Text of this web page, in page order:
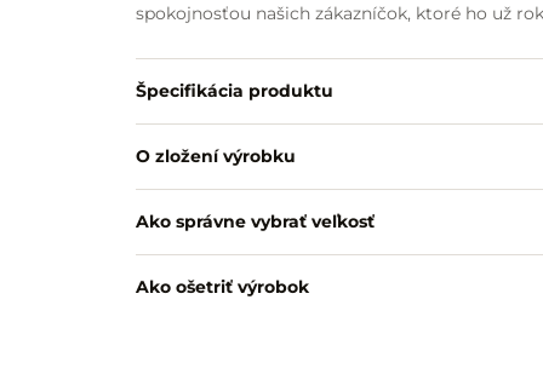
spokojnosťou našich zákazníčok, ktoré ho už
Špecifikácia produktu
O zložení výrobku
Ako správne vybrať veľkosť
Ako ošetriť výrobok